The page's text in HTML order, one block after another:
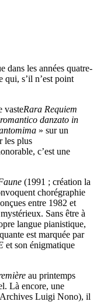
dans les années quatre-
qui, s’il n’est point
vasteRara Requiem
danzato in
» sur un
les plus
c’est une
(1991 ; création la
chorégraphie
entre 1982 et
Sans être à
langue pianistique,
est marquée par
et son énigmatique
au printemps
Là encore, une
Archives Luigi Nono), il